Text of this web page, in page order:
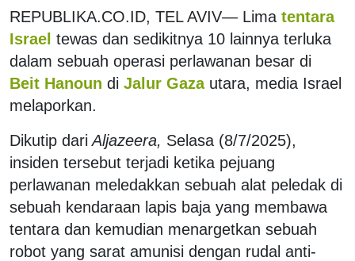
REPUBLIKA.CO.ID, TEL AVIV— Lima tentara
Israel tewas dan sedikitnya 10 lainnya terluka
dalam sebuah operasi perlawanan besar di
Beit Hanoun di Jalur Gaza utara, media Israel
melaporkan.
Dikutip dari Aljazeera, Selasa (8/7/2025),
insiden tersebut terjadi ketika pejuang
perlawanan meledakkan sebuah alat peledak di
sebuah kendaraan lapis baja yang membawa
tentara dan kemudian menargetkan sebuah
robot yang sarat amunisi dengan rudal anti-